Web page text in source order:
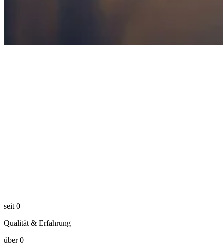
seit 0
Qualität & Erfahrung
über 0